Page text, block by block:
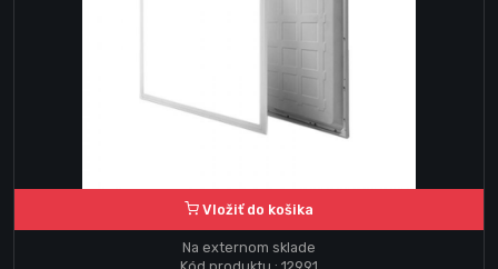
Vložiť do košika
Na externom sklade